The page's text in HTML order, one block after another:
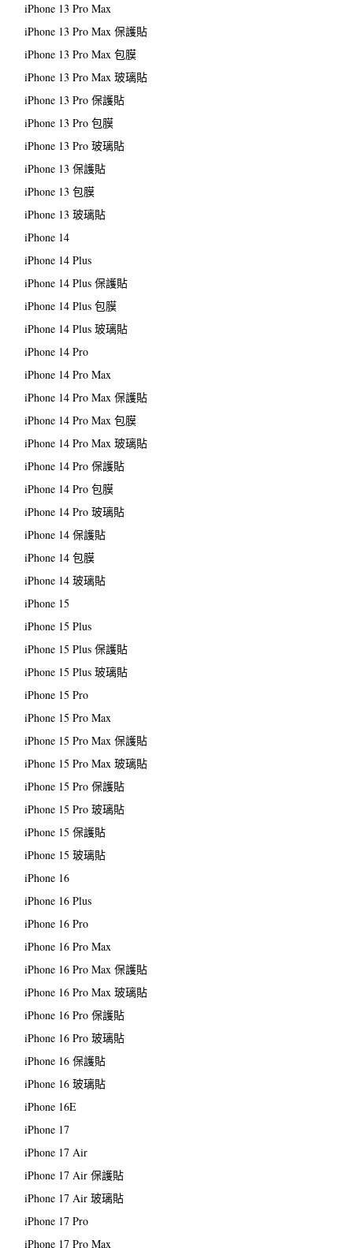
iPhone 13 Pro Max
iPhone 13 Pro Max 保護貼
iPhone 13 Pro Max 包膜
iPhone 13 Pro Max 玻璃貼
iPhone 13 Pro 保護貼
iPhone 13 Pro 包膜
iPhone 13 Pro 玻璃貼
iPhone 13 保護貼
iPhone 13 包膜
iPhone 13 玻璃貼
iPhone 14
iPhone 14 Plus
iPhone 14 Plus 保護貼
iPhone 14 Plus 包膜
iPhone 14 Plus 玻璃貼
iPhone 14 Pro
iPhone 14 Pro Max
iPhone 14 Pro Max 保護貼
iPhone 14 Pro Max 包膜
iPhone 14 Pro Max 玻璃貼
iPhone 14 Pro 保護貼
iPhone 14 Pro 包膜
iPhone 14 Pro 玻璃貼
iPhone 14 保護貼
iPhone 14 包膜
iPhone 14 玻璃貼
iPhone 15
iPhone 15 Plus
iPhone 15 Plus 保護貼
iPhone 15 Plus 玻璃貼
iPhone 15 Pro
iPhone 15 Pro Max
iPhone 15 Pro Max 保護貼
iPhone 15 Pro Max 玻璃貼
iPhone 15 Pro 保護貼
iPhone 15 Pro 玻璃貼
iPhone 15 保護貼
iPhone 15 玻璃貼
iPhone 16
iPhone 16 Plus
iPhone 16 Pro
iPhone 16 Pro Max
iPhone 16 Pro Max 保護貼
iPhone 16 Pro Max 玻璃貼
iPhone 16 Pro 保護貼
iPhone 16 Pro 玻璃貼
iPhone 16 保護貼
iPhone 16 玻璃貼
iPhone 16E
iPhone 17
iPhone 17 Air
iPhone 17 Air 保護貼
iPhone 17 Air 玻璃貼
iPhone 17 Pro
iPhone 17 Pro Max